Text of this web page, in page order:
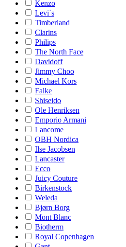
Kenzo
Levi´s
Timberland
Clarins
Philips
The North Face
Davidoff
Jimmy Choo
Michael Kors
Falke
Shiseido
Ole Henriksen
Emporio Armani
Lancome
OBH Nordica
Ilse Jacobsen
Lancaster
Ecco
Juicy Couture
Birkenstock
Weleda
Bjørn Borg
Mont Blanc
Biotherm
Royal Copenhagen